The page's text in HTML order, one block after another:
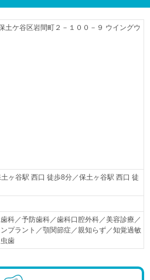
土ケ谷区岩間町２－１００－９ ウイングウ
ヶ谷駅 西口 徒歩8分／保土ヶ谷駅 西口 徒
科／予防歯科／歯科口腔外科／美容診療／
プラント／顎関節症／親知らず／知覚過敏
歯